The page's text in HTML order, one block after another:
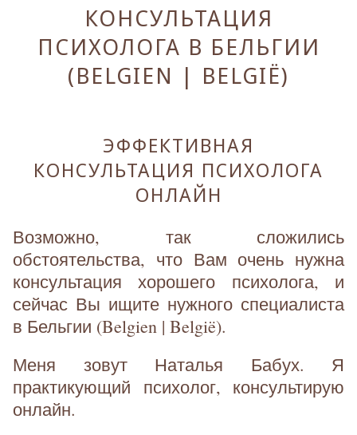
КОНСУЛЬТАЦИЯ
ПСИХОЛОГА В БЕЛЬГИИ
(BELGIEN | BELGIË)
ЭФФЕКТИВНАЯ
КОНСУЛЬТАЦИЯ ПСИХОЛОГА
ОНЛАЙН
Возможно, так сложились
обстоятельства, что Вам очень нужна
консультация хорошего психолога, и
сейчас Вы ищите нужного специалиста
в Бельгии (Belgien | België).
Меня зовут Наталья Бабух. Я
практикующий психолог, консультирую
онлайн.